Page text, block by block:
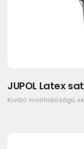
JUPOL Latex
Kiváló moshatóságú